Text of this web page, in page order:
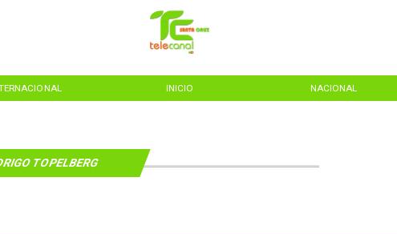
INICIO NACIONAL
TOPELBERG